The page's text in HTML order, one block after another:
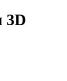
3D